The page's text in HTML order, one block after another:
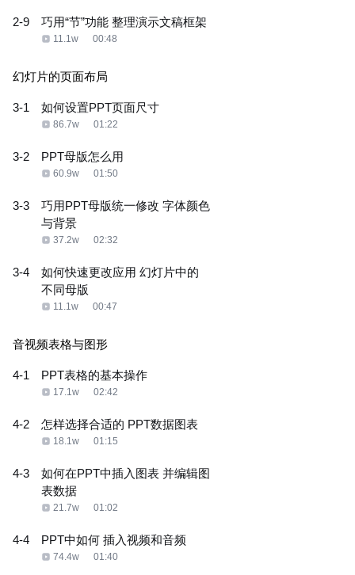
2-9 巧用“节”功能 整理演示文稿框架
11.1w 00:48
幻灯片的页面布局
3-1 如何设置PPT页面尺寸
86.7w 01:22
3-2 PPT母版怎么用
60.9w 01:50
3-3
巧用PPT母版统一修改 字体颜色
与背景
37.2w 02:32
3-4
如何快速更改应用 幻灯片中的
不同母版
11.1w 00:47
音视频表格与图形
4-1 PPT表格的基本操作
17.1w 02:42
4-2 怎样选择合适的 PPT数据图表
18.1w 01:15
4-3
如何在PPT中插入图表 并编辑图
表数据
21.7w 01:02
4-4 PPT中如何 插入视频和音频
74.4w 01:40